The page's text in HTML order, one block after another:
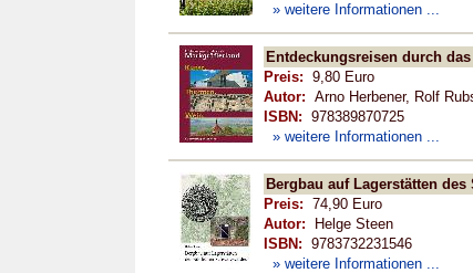
» weitere Informationen ...
Entdeckungsreisen durch
Preis: 9,80 Euro
Autor: Arno Herbener, Rolf
ISBN: 978389870725
» weitere Informationen ...
Bergbau auf Lagerstätten
Preis: 74,90 Euro
Autor: Helge Steen
ISBN: 9783732231546
» weitere Informationen ...